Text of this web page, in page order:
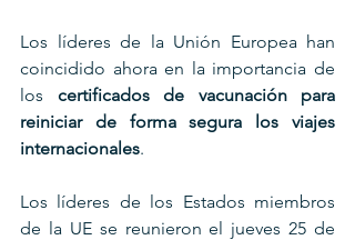
Los líderes de la Unión Europea han
coincidido ahora en la importancia de
los certificados de vacunación para
reiniciar de forma segura los viajes
internacionales.
Los líderes de los Estados miembros
de la UE se reunieron el jueves 25 de